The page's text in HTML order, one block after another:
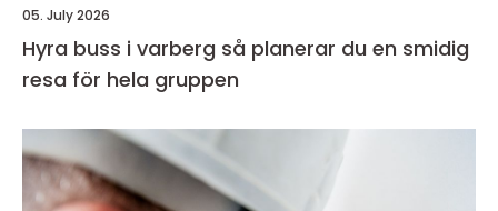
05. July 2026
Hyra buss i varberg så planerar du en smidig
resa för hela gruppen